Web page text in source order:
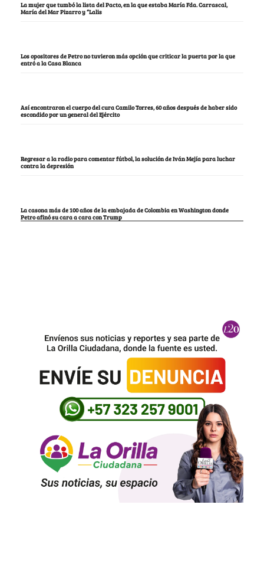
La mujer que tumbó la lista del Pacto, en la que estaba María Fda. Carrascal,
María del Mar Pizarro y “Lalis
Los opositores de Petro no tuvieron más opción que criticar la puerta por la que
entró a la Casa Blanca
Así encontraron el cuerpo del cura Camilo Torres, 60 años después de haber sido
escondido por un general del Ejército
Regresar a la radio para comentar fútbol, la solución de Iván Mejía para luchar
contra la depresión
La casona más de 100 años de la embajada de Colombia en Washington donde
Petro afinó su cara a cara con Trump